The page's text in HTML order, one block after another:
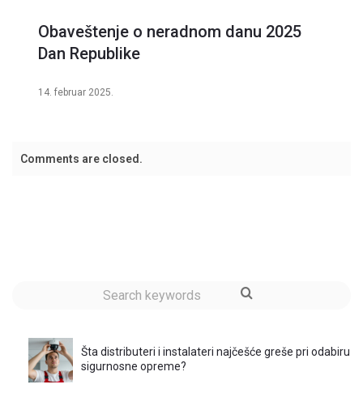
Obaveštenje o neradnom danu 2025
Dan Republike
14. februar 2025.
Comments are closed.
Šta distributeri i instalateri najčešće greše pri odabiru
sigurnosne opreme?